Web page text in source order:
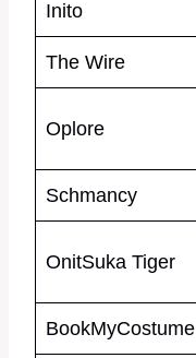
Inito
The Wire
Oplore
Schmancy
OnitSuka Tiger
BookMyCostume